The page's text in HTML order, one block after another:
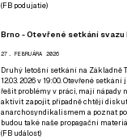
(FB podujatie)
Brno - Otevřené setkání svazu
27. FEBRUÁRA 2026
Druhý letošní setkání na Základně
12.03. 2026 v 19:00. Otevřené
řešit problémy v práci, mají nápady
aktivit zapojit, případně chtějí
anarchosyndikalismem a poznat
budou také naše propagační
(FB událost)